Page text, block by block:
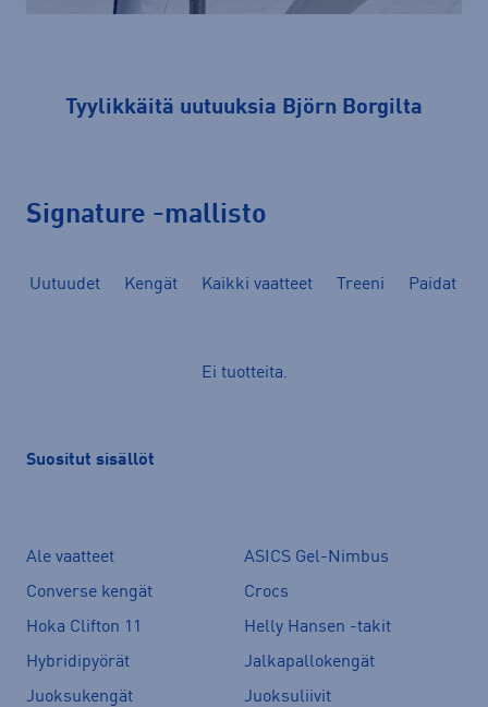
Tyylikkäitä uutuuksia Björn Borgilta
Signature -mallisto
Uutuudet Kengät Kaikki vaatteet Treeni Paidat
Ei tuotteita.
Suositut sisällöt
Ale vaatteet
ASICS Gel-Nimbus
Converse kengät
Crocs
Hoka Clifton 11
Helly Hansen -takit
Hybridipyörät
Jalkapallokengät
Juoksukengät
Juoksuliivit